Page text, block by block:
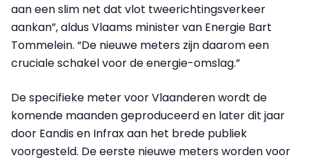
aan een slim net dat vlot tweerichtingsverkeer
aankan”, aldus Vlaams minister van Energie Bart
Tommelein. “De nieuwe meters zijn daarom een
cruciale schakel voor de energie-omslag.”
De specifieke meter voor Vlaanderen wordt de
komende maanden geproduceerd en later dit jaar
door Eandis en Infrax aan het brede publiek
voorgesteld. De eerste nieuwe meters worden voor